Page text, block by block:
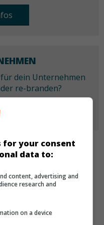
dein Unternehmen
re-branden?
Skill
for your consent
data to:
content, advertising and
research and
on a device